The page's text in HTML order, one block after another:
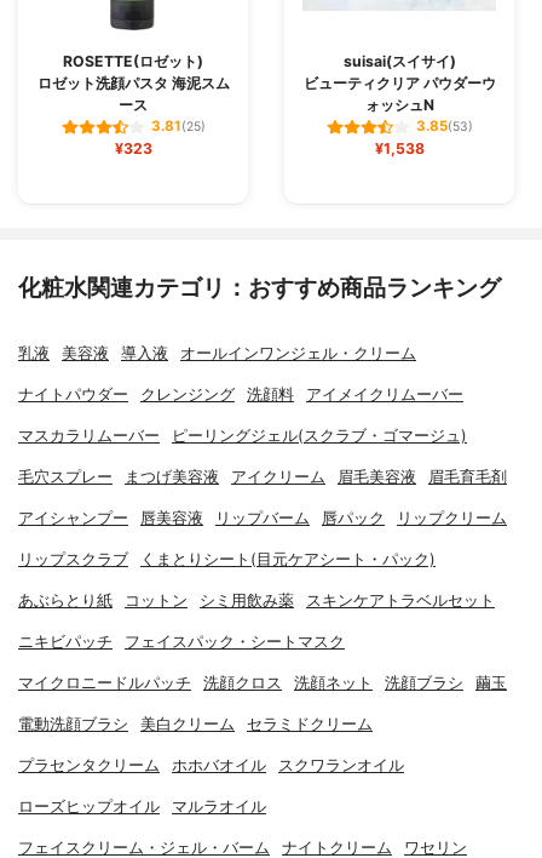
ROSETTE(ロゼット)
ロゼット洗顔パスタ 海泥スム
ース
3.81(25)
¥323
suisai(スイサイ)
ビューティクリア パウダーウ
ォッシュN
3.85(53)
¥1,538
化粧水関連カテゴリ：おすすめ商品ランキング
乳液 美容液 導入液 オールインワンジェル・クリーム
ナイトパウダー クレンジング 洗顔料 アイメイクリムーバー
マスカラリムーバー ピーリングジェル(スクラブ・ゴマージュ)
毛穴スプレー まつげ美容液 アイクリーム 眉毛美容液 眉毛育毛剤
アイシャンプー 唇美容液 リップバーム 唇パック リップクリーム
リップスクラブ くまとりシート(目元ケアシート・パック)
あぶらとり紙 コットン シミ用飲み薬 スキンケアトラベルセット
ニキビパッチ フェイスパック・シートマスク
マイクロニードルパッチ 洗顔クロス 洗顔ネット 洗顔ブラシ 繭玉
電動洗顔ブラシ 美白クリーム セラミドクリーム
プラセンタクリーム ホホバオイル スクワランオイル
ローズヒップオイル マルラオイル
フェイスクリーム・ジェル・バーム ナイトクリーム ワセリン